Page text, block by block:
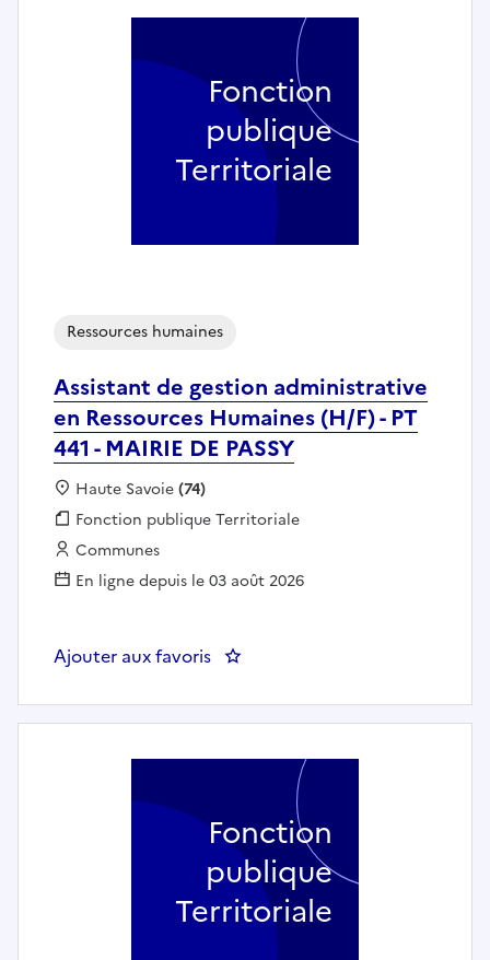
Assistant de gestion administrative
en Ressources Humaines (H/F) - PT
441 - MAIRIE DE PASSY
Ressources humaines
Localisation :
Haute Savoie(74)
Fonction publique :
Fonction publique Territoriale
Employeur :
Communes
En ligne depuis le 03 août 2026
Ajouter aux favoris : Assistant de gestion
Fonction
publique
Territoriale
Fonction
publique
Territoriale